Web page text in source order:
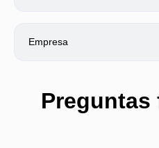
Empresa
Preguntas